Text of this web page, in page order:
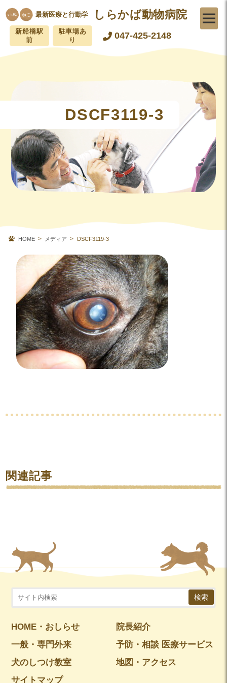
最新医療と行動学 しらかば動物病院
新船橋駅
前
駐車場あ
り
047-425-2148
DSCF3119-3
HOME メディア DSCF3119-3
関連記事
検索
HOME・おしらせ
院長紹介
一般・専門外来
予防・相談 医療サービス
犬のしつけ教室
地図・アクセス
サイトマップ